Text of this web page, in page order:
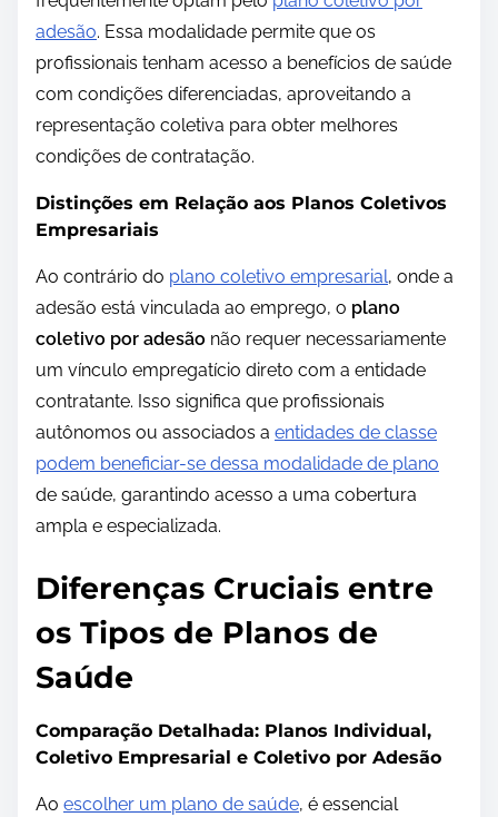
adesão. Essa modalidade permite que os
profissionais tenham acesso a benefícios de saúde
com condições diferenciadas, aproveitando a
representação coletiva para obter melhores
condições de contratação.
Distinções em Relação aos Planos Coletivos
Empresariais
Ao contrário do plano coletivo empresarial, onde a
adesão está vinculada ao emprego, o plano
coletivo por adesão não requer necessariamente
um vínculo empregatício direto com a entidade
contratante. Isso significa que profissionais
autônomos ou associados a entidades de classe
podem beneficiar-se dessa modalidade de plano
de saúde, garantindo acesso a uma cobertura
ampla e especializada.
Diferenças Cruciais entre
os Tipos de Planos de
Saúde
Comparação Detalhada: Planos Individual,
Coletivo Empresarial e Coletivo por Adesão
Ao escolher um plano de saúde, é essencial